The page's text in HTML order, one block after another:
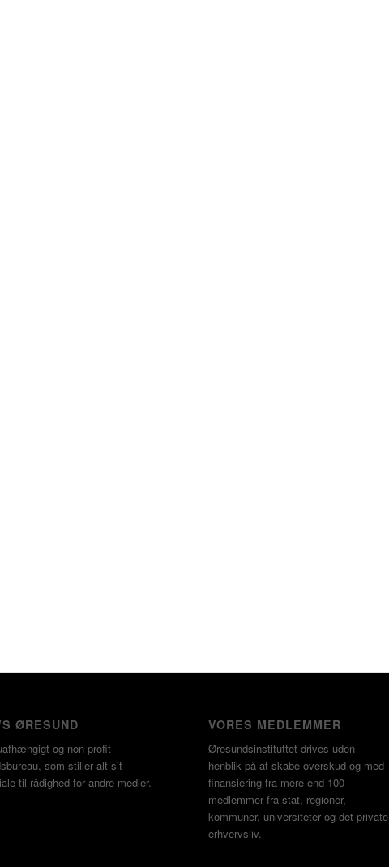
ØRESUND
og non-profit
som stiller alt sit
til rådighed for andre medier.
VORES MEDLEMMER
Øresundsinstituttet drives uden
henblik på at skabe overskud og med
finansiering fra mere end 100
medlemmer fra stat, regioner,
kommuner, universiteter og det private
erhvervsliv.